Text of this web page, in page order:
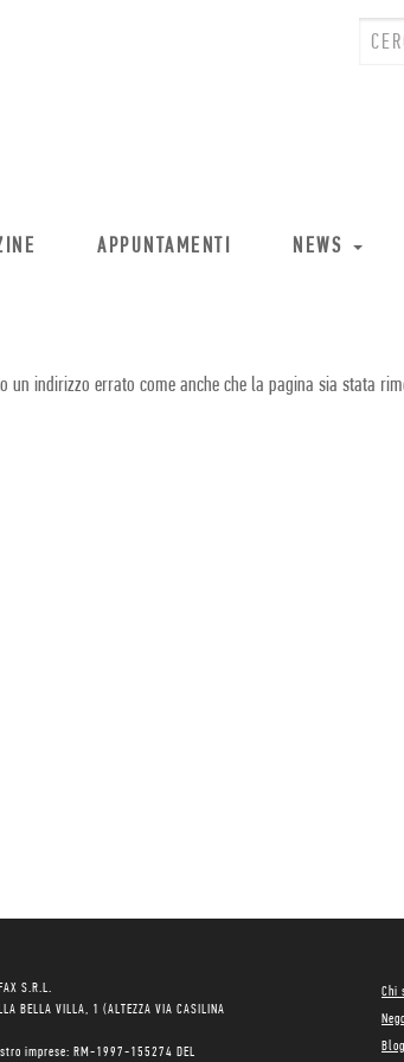
APPUNTAMENTI NEWS
indirizzo errato come anche che la pagina sia stata
S.R.L.
BELLA VILLA, 1 (ALTEZZA VIA CASILINA
imprese: RM-1997-155274 DEL
Chi